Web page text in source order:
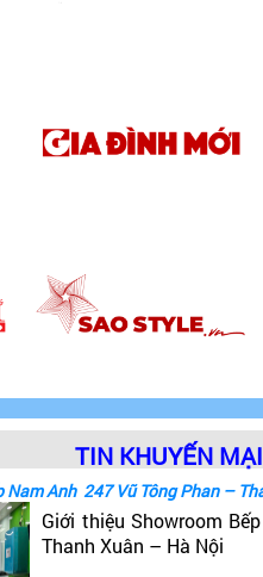
TIN KHUYẾN MẠI
Anh 247 Vũ Tông Phan –
Giới thiệu Showroom
Thanh Xuân – Hà Nội